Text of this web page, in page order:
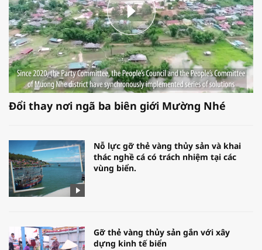
Đổi thay nơi ngã ba biên giới Mường Nhé
Nỗ lực gỡ thẻ vàng thủy sản và khai
thác nghề cá có trách nhiệm tại các
vùng biển.
Gỡ thẻ vàng thủy sản gắn với xây
dựng kinh tế biển